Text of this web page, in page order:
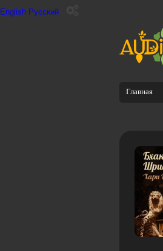
English Русский
Главная